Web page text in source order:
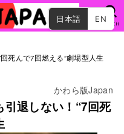
日本語 EN
SEARCH
死んで7回燃える”劇場型人生
かわら版Japan
引退しない！“7回死